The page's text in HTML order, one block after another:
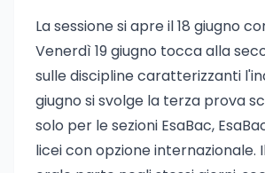
La sessione si apre il 18 giugno
Venerdì 19 giugno tocca alla
sulle discipline caratterizzanti
giugno si svolge la terza prova
solo per le sezioni EsaBac,
licei con opzione internazionale.